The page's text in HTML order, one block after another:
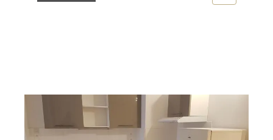
ROUEN 76
33,88 m
, 1 pièce
Ref : 8300